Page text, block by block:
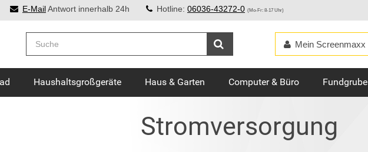
E-MailAntwort innerhalb 24h Hotline: 06036-43272-0 (Mo-Fr: 8-17 Uhr)
Mein Screenmaxx
Haushaltsgroßgeräte Haus & Garten Computer & Büro Fundgrube
Stromversorgung